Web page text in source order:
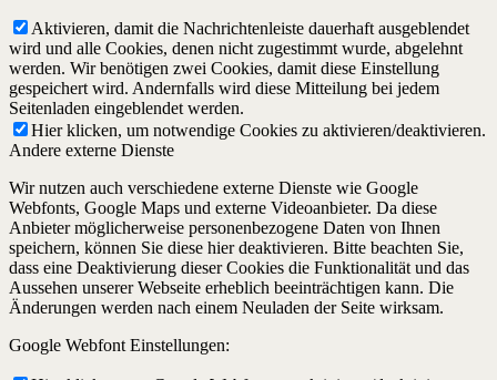
Aktivieren, damit die Nachrichtenleiste dauerhaft ausgeblendet
wird und alle Cookies, denen nicht zugestimmt wurde, abgelehnt
werden. Wir benötigen zwei Cookies, damit diese Einstellung
gespeichert wird. Andernfalls wird diese Mitteilung bei jedem
Seitenladen eingeblendet werden.
Hier klicken, um notwendige Cookies zu aktivieren/deaktivieren.
Andere externe Dienste
Wir nutzen auch verschiedene externe Dienste wie Google
Webfonts, Google Maps und externe Videoanbieter. Da diese
Anbieter möglicherweise personenbezogene Daten von Ihnen
speichern, können Sie diese hier deaktivieren. Bitte beachten Sie,
dass eine Deaktivierung dieser Cookies die Funktionalität und das
Aussehen unserer Webseite erheblich beeinträchtigen kann. Die
Änderungen werden nach einem Neuladen der Seite wirksam.
Google Webfont Einstellungen: